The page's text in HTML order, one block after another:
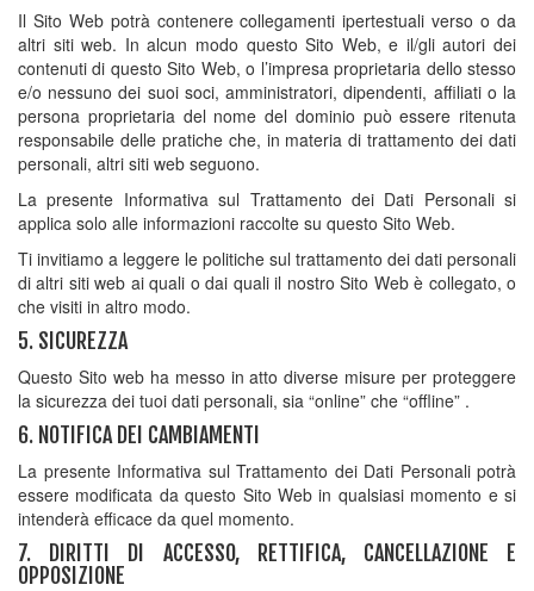
Il Sito Web potrà contenere collegamenti ipertestuali verso o da
altri siti web. In alcun modo questo Sito Web, e il/gli autori dei
contenuti di questo Sito Web, o l’impresa proprietaria dello stesso
e/o nessuno dei suoi soci, amministratori, dipendenti, affiliati o la
persona proprietaria del nome del dominio può essere ritenuta
responsabile delle pratiche che, in materia di trattamento dei dati
personali, altri siti web seguono.
La presente Informativa sul Trattamento dei Dati Personali si
applica solo alle informazioni raccolte su questo Sito Web.
Ti invitiamo a leggere le politiche sul trattamento dei dati personali
di altri siti web ai quali o dai quali il nostro Sito Web è collegato, o
che visiti in altro modo.
5. SICUREZZA
Questo Sito web ha messo in atto diverse misure per proteggere
la sicurezza dei tuoi dati personali, sia “online” che “offline” .
6. NOTIFICA DEI CAMBIAMENTI
La presente Informativa sul Trattamento dei Dati Personali potrà
essere modificata da questo Sito Web in qualsiasi momento e si
intenderà efficace da quel momento.
7. DIRITTI DI ACCESSO, RETTIFICA, CANCELLAZIONE E
OPPOSIZIONE